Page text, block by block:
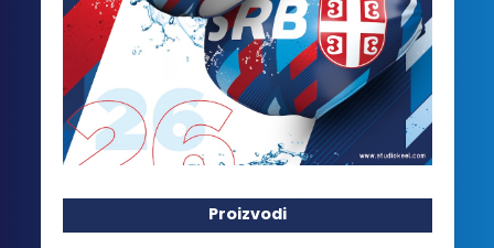
Proizvodi